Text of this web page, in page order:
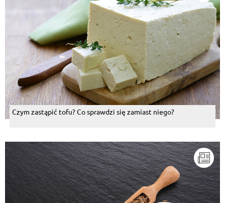
Czym zastąpić tofu? Co sprawdzi się zamiast niego?